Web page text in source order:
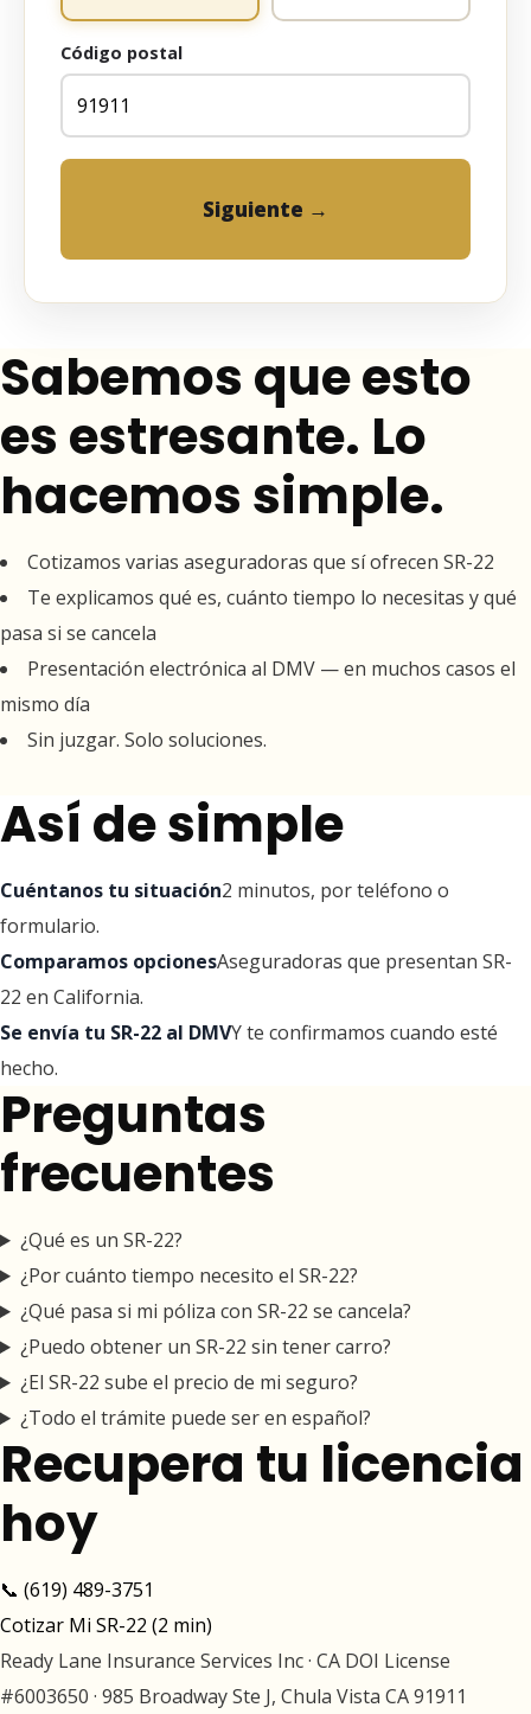
Código postal
Siguiente →
Sabemos que esto
es estresante. Lo
hacemos simple.
Cotizamos varias aseguradoras que sí ofrecen SR-22
Te explicamos qué es, cuánto tiempo lo necesitas y qué
pasa si se cancela
Presentación electrónica al DMV — en muchos casos el
mismo día
Sin juzgar. Solo soluciones.
Así de simple
Cuéntanos tu situación2 minutos, por teléfono o
formulario.
Comparamos opcionesAseguradoras que presentan SR-
22 en California.
Se envía tu SR-22 al DMVY te confirmamos cuando esté
hecho.
Preguntas
frecuentes
¿Qué es un SR-22?
¿Por cuánto tiempo necesito el SR-22?
¿Qué pasa si mi póliza con SR-22 se cancela?
¿Puedo obtener un SR-22 sin tener carro?
¿El SR-22 sube el precio de mi seguro?
¿Todo el trámite puede ser en español?
Recupera tu licencia
hoy
📞 (619) 489-3751
Cotizar Mi SR-22 (2 min)
Ready Lane Insurance Services Inc · CA DOI License
#6003650 · 985 Broadway Ste J, Chula Vista CA 91911